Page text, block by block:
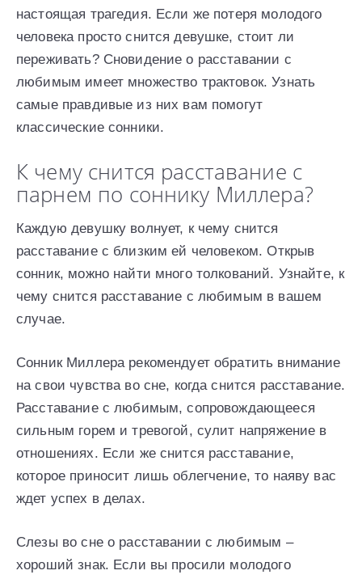
настоящая трагедия. Если же потеря молодого
человека просто снится девушке, стоит ли
переживать? Сновидение о расставании с
любимым имеет множество трактовок. Узнать
самые правдивые из них вам помогут
классические сонники.
К чему снится расставание с
парнем по соннику Миллера?
Каждую девушку волнует, к чему снится
расставание с близким ей человеком. Открыв
сонник, можно найти много толкований. Узнайте, к
чему снится расставание с любимым в вашем
случае.
Сонник Миллера рекомендует обратить внимание
на свои чувства во сне, когда снится расставание.
Расставание с любимым, сопровождающееся
сильным горем и тревогой, сулит напряжение в
отношениях. Если же снится расставание,
которое приносит лишь облегчение, то наяву вас
ждет успех в делах.
Слезы во сне о расставании с любимым –
хороший знак. Если вы просили молодого